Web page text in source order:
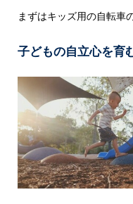
まずはキッズ用の自転車
子どもの自立心を育